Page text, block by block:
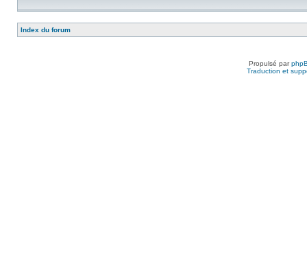
Index du forum
Propulsé par
Traduction et